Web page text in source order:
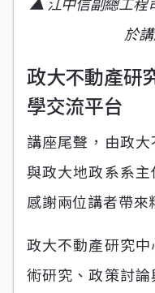
於
政大不動產研
學交流平台
講座尾聲，由政
與政大地政系系主
感謝兩位講者帶來
政大不動產研究
術研究、政策討